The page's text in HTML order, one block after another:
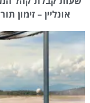
אונליין – זימון